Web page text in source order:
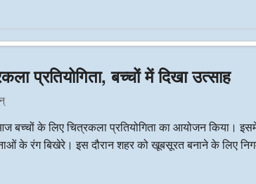
सीएम
प्रतियोगिता, बच्चों में दिखा उत्साह
के लिए चित्रकला प्रतियोगिता का आयोजन किया।
के रंग बिखेरे। इस दौरान शहर को खूबसूरत बनाने के लिए